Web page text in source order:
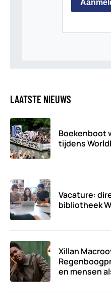
LAATSTE NIEUWS
Boekenboot
tijdens
Vacature:
bibliotheek
Xillan
en mensen